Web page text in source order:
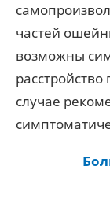
частей
возможны
случае